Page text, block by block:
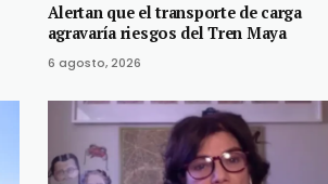
Alertan que el transporte de carga
agravaría riesgos del Tren Maya
6 agosto, 2026